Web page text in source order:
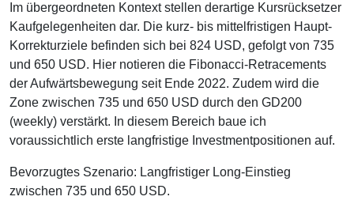
Im übergeordneten Kontext stellen derartige Kursrücksetzer
Kaufgelegenheiten dar. Die kurz- bis mittelfristigen Haupt-
Korrekturziele befinden sich bei 824 USD, gefolgt von 735
und 650 USD. Hier notieren die Fibonacci-Retracements
der Aufwärtsbewegung seit Ende 2022. Zudem wird die
Zone zwischen 735 und 650 USD durch den GD200
(weekly) verstärkt. In diesem Bereich baue ich
voraussichtlich erste langfristige Investmentpositionen auf.
Bevorzugtes Szenario: Langfristiger Long-Einstieg
zwischen 735 und 650 USD.